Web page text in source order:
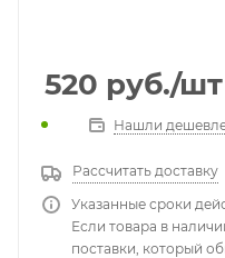
520 руб./шт
Нашли
Рассчитать доставку
Указанные сроки
Если товара в
поставки, который